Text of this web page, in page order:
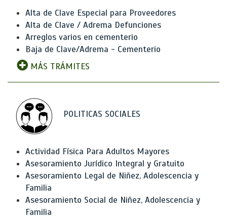
Alta de Clave Especial para Proveedores
Alta de Clave / Adrema Defunciones
Arreglos varios en cementerio
Baja de Clave/Adrema - Cementerio
MÁS TRÁMITES
POLITICAS SOCIALES
Actividad Física Para Adultos Mayores
Asesoramiento Jurídico Integral y Gratuito
Asesoramiento Legal de Niñez, Adolescencia y
Familia
Asesoramiento Social de Niñez, Adolescencia y
Familia